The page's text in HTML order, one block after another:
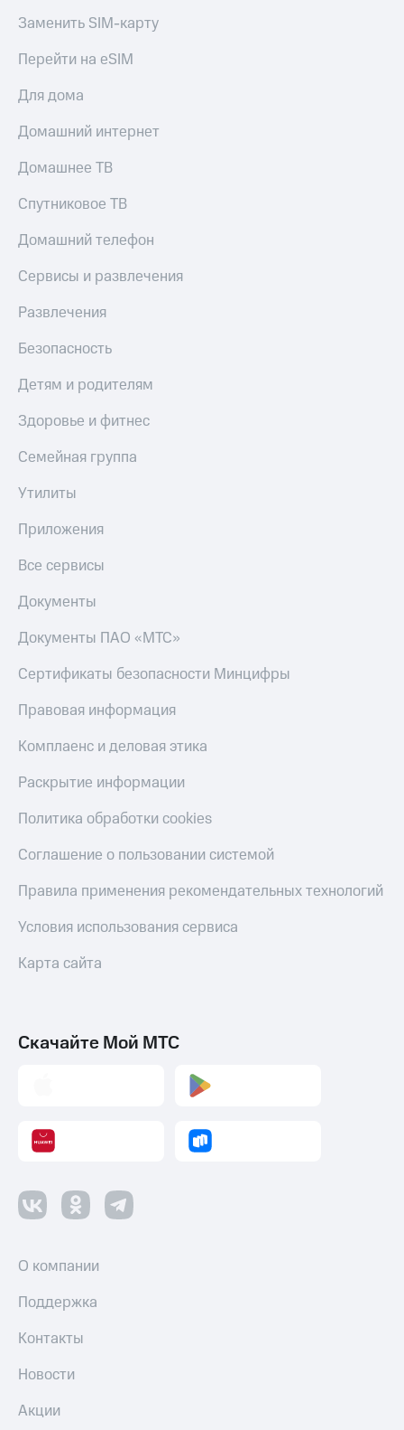
Заменить SIM-карту
Перейти на eSIM
Для дома
Домашний интернет
Домашнее ТВ
Спутниковое ТВ
Домашний телефон
Сервисы и развлечения
Развлечения
Безопасность
Детям и родителям
Здоровье и фитнес
Семейная группа
Утилиты
Приложения
Все сервисы
Документы
Документы ПАО «МТС»
Сертификаты безопасности Минцифры
Правовая информация
Комплаенс и деловая этика
Раскрытие информации
Политика обработки cookies
Соглашение о пользовании системой
Правила применения рекомендательных технологий
Условия использования сервиса
Карта сайта
Скачайте Мой МТС
О компании
Поддержка
Контакты
Новости
Акции